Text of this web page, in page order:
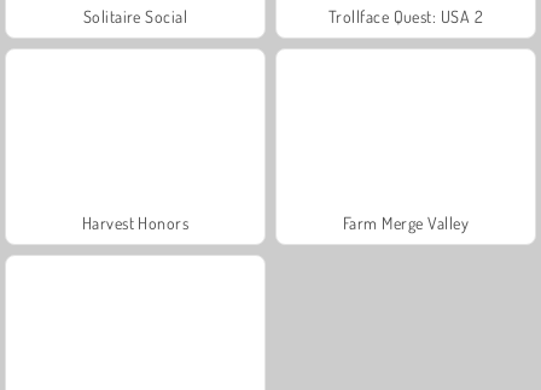
Solitaire Social Trollface Quest: USA 2
Harvest Honors Farm Merge Valley